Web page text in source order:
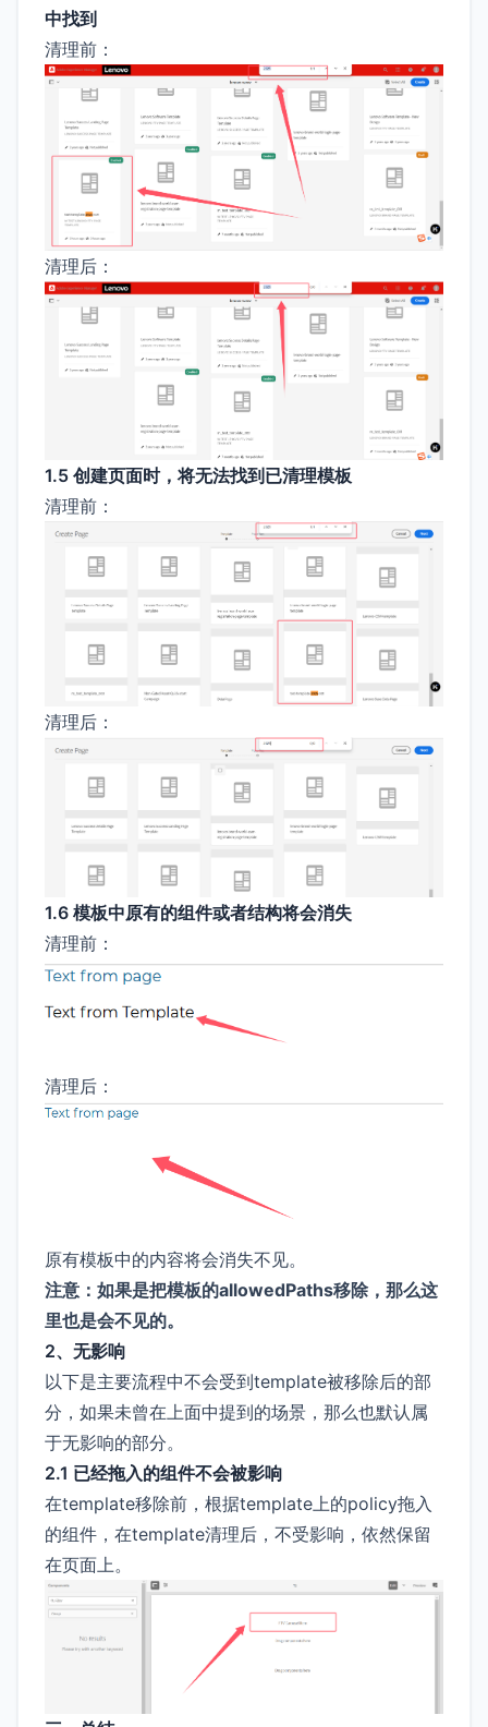
中找到
清理前：
清理后：
1.5 创建页面时，将无法找到已清理模板
清理前：
清理后：
1.6 模板中原有的组件或者结构将会消失
清理前：
清理后：
原有模板中的内容将会消失不见。
注意：如果是把模板的allowedPaths移除，那么这
里也是会不见的。
2、无影响
以下是主要流程中不会受到template被移除后的部
分，如果未曾在上面中提到的场景，那么也默认属
于无影响的部分。
2.1 已经拖入的组件不会被影响
在template移除前，根据template上的policy拖入
的组件，在template清理后，不受影响，依然保留
在页面上。